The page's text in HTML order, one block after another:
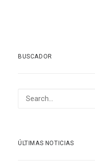
BUSCADOR
ÚLTIMAS NOTICIAS